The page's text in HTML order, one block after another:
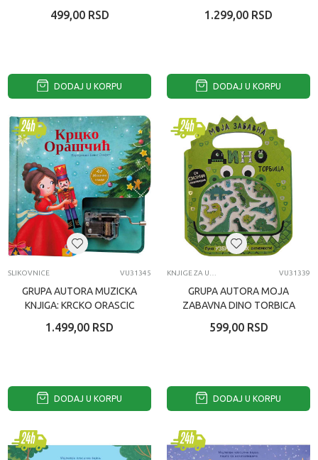
499,00 RSD
DODAJ U KORPU
ISKAKALICAMA: KRCKO
1.299,00 RSD
DODAJ U KORPU
SLIKOVNICE VU31345
GRUPA AUTORA MUZICKA
KNJIGA: KRCKO ORASCIC
1.499,00 RSD
DODAJ U KORPU
VU31339
GRUPA AUTORA MOJA
ZABAVNA DINO TORBICA
599,00 RSD
DODAJ U KORPU